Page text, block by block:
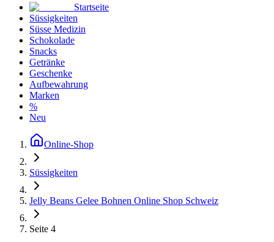
Startseite
Süssigkeiten
Süsse Medizin
Schokolade
Snacks
Getränke
Geschenke
Aufbewahrung
Marken
%
Neu
Online-Shop
Süssigkeiten
Jelly Beans Gelee Bohnen Online Shop Schweiz
Seite 4